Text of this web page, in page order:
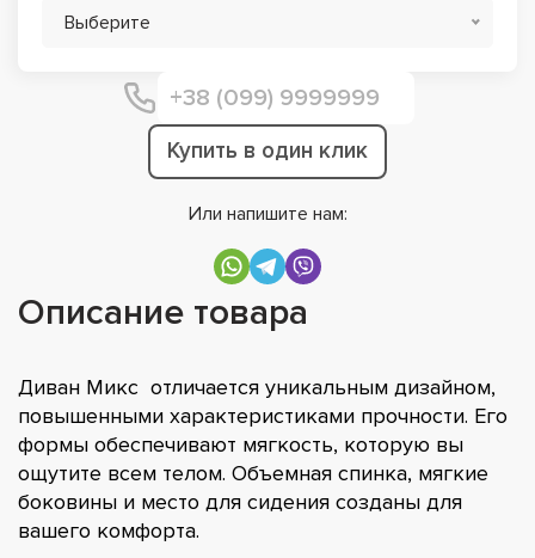
Выберите
Купить в один клик
Или напишите нам:
Описание товара
Диван Микс отличается уникальным дизайном,
повышенными характеристиками прочности. Его
формы обеспечивают мягкость, которую вы
ощутите всем телом. Объемная спинка, мягкие
боковины и место для сидения созданы для
вашего комфорта.